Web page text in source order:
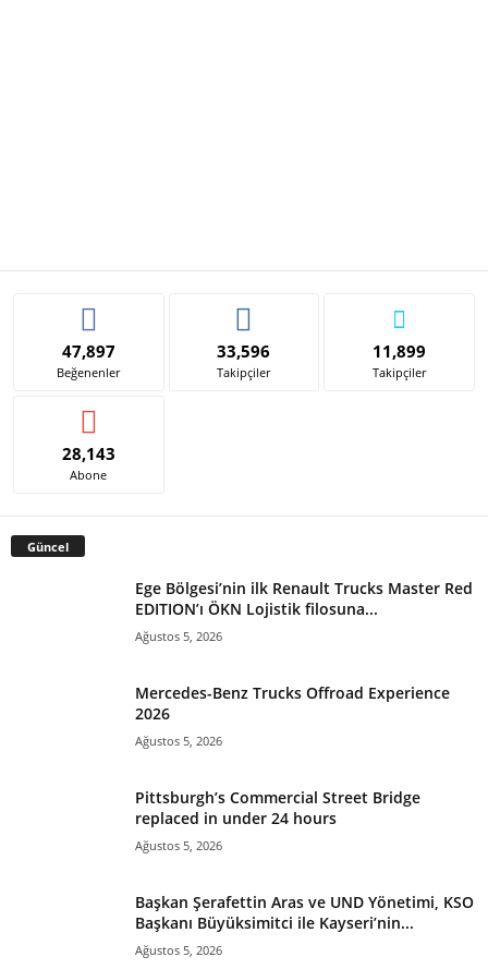
47,897
Beğenenler
33,596
Takipçiler
11,899
Takipçiler
28,143
Abone
Güncel
Ege Bölgesi’nin ilk Renault Trucks Master Red
EDITION’ı ÖKN Lojistik filosuna...
Ağustos 5, 2026
Mercedes-Benz Trucks Offroad Experience
2026
Ağustos 5, 2026
Pittsburgh’s Commercial Street Bridge
replaced in under 24 hours
Ağustos 5, 2026
Başkan Şerafettin Aras ve UND Yönetimi, KSO
Başkanı Büyüksimitci ile Kayseri’nin...
Ağustos 5, 2026